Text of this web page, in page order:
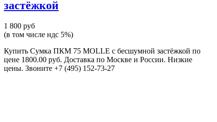
застёжкой
1 800 руб
(в том числе ндс 5%)
Купить Сумка ПКМ 75 MOLLE с бесшумной застёжкой по
цене 1800.00 руб. Доставка по Москве и России. Низкие
цены. Звоните +7 (495) 152-73-27